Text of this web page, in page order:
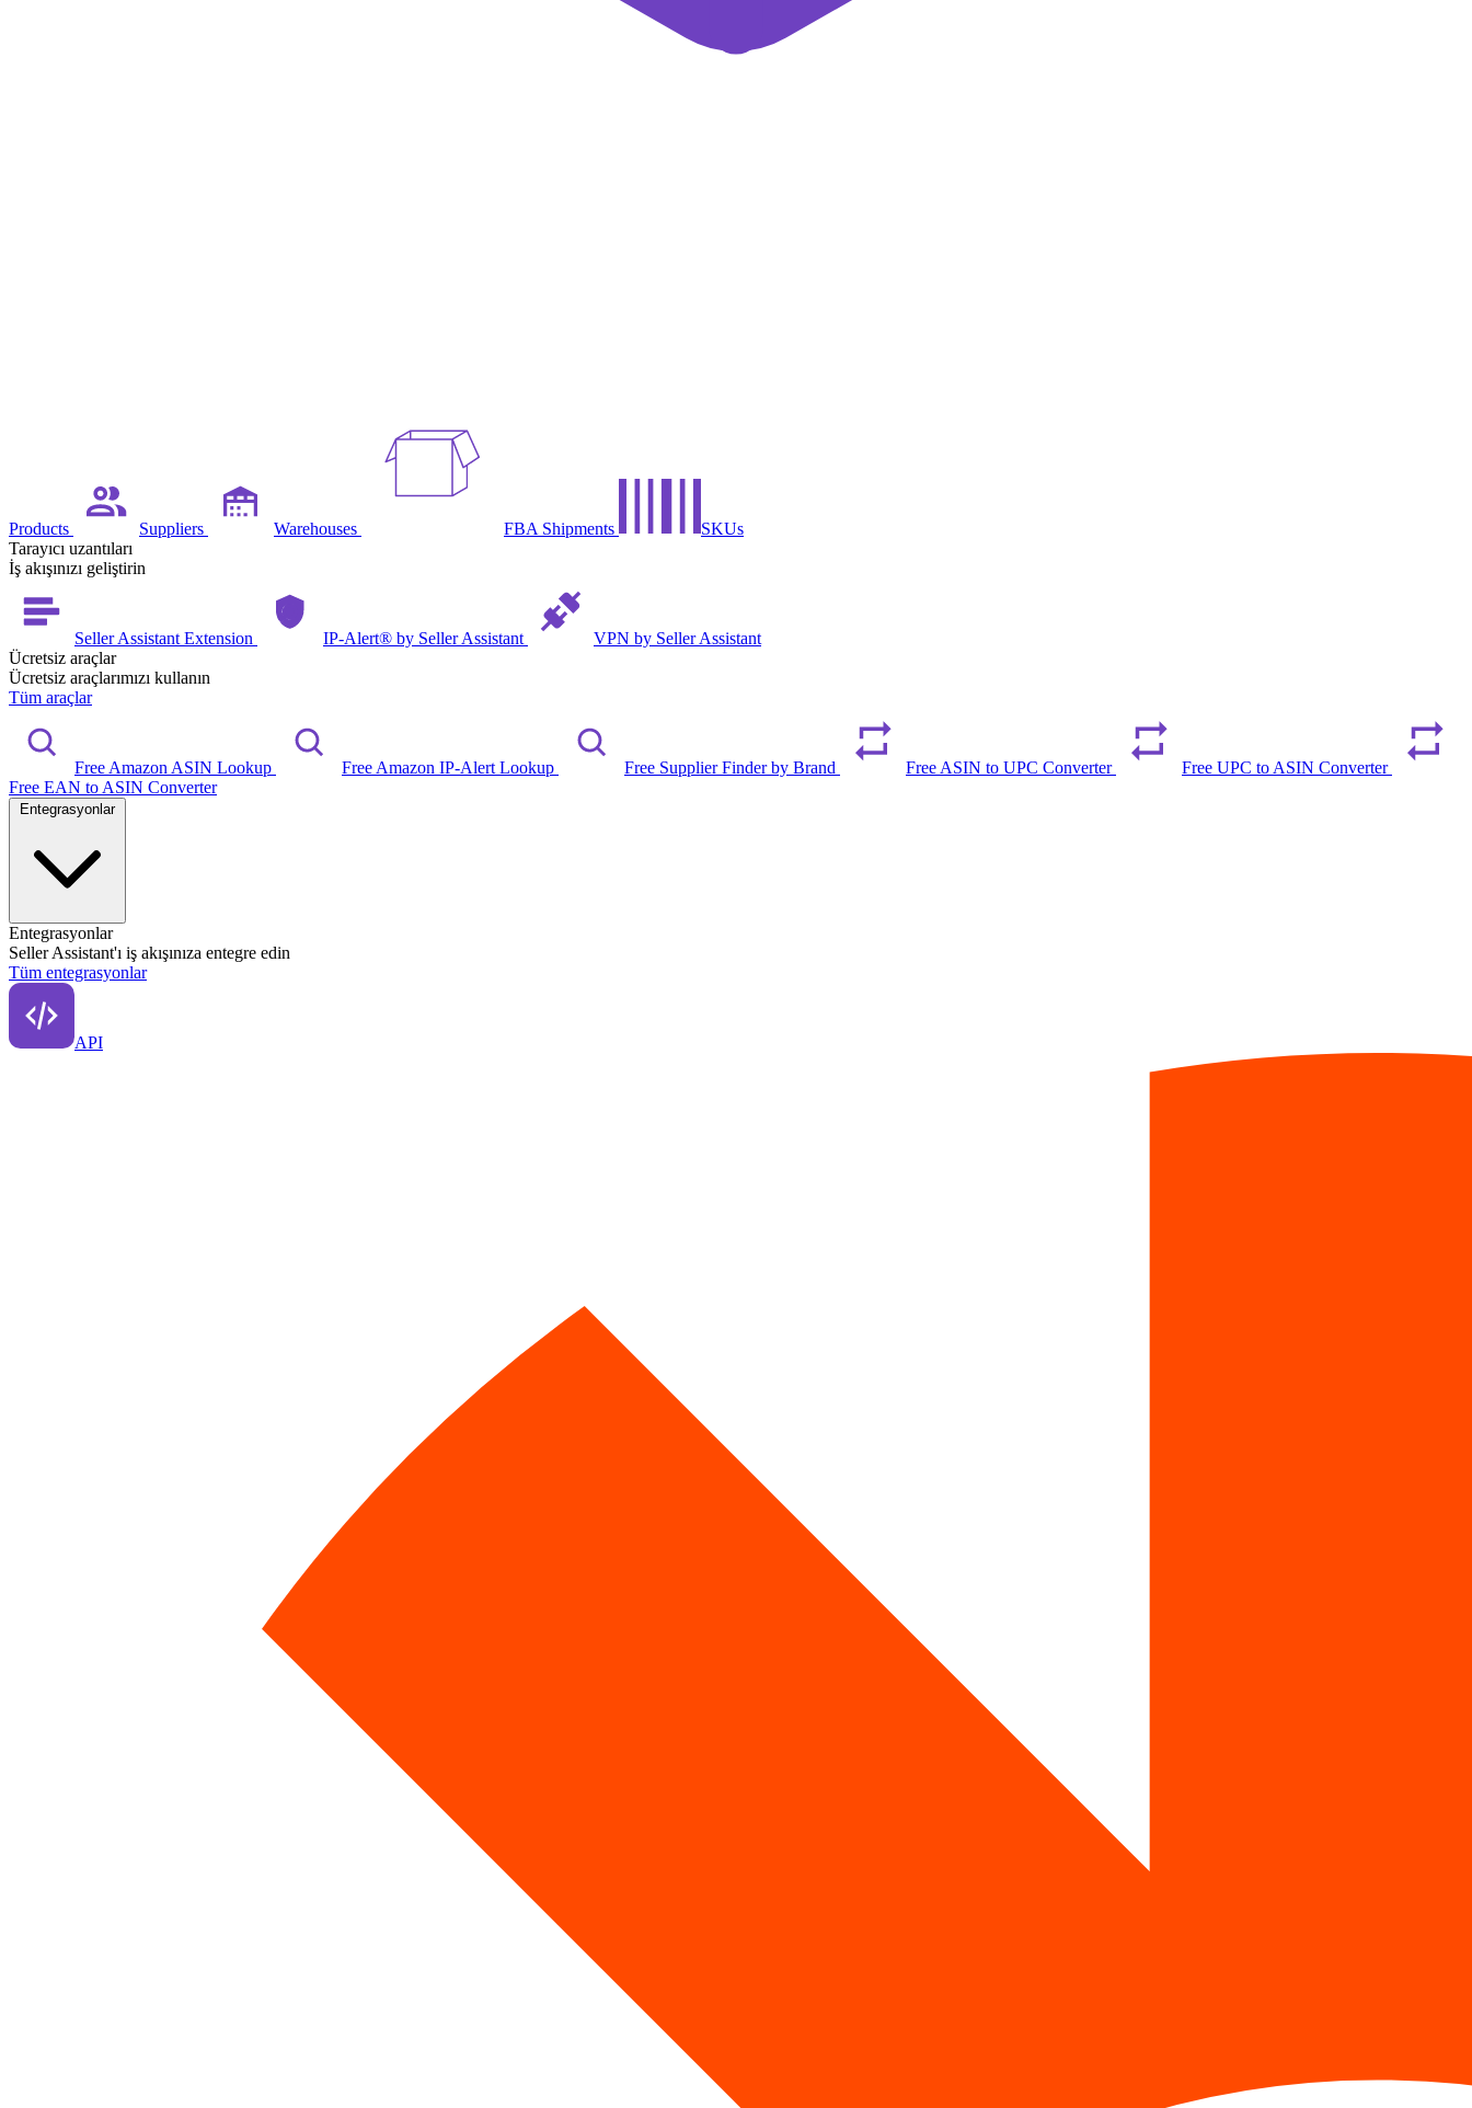
Products Suppliers Warehouses FBA Shipments
SKUs
Tarayıcı uzantıları
İş akışınızı geliştirin
Seller Assistant Extension IP-Alert® by Seller Assistant
VPN by Seller Assistant
Ücretsiz araçlar
Ücretsiz araçlarımızı kullanın
Tüm araçlar
Free Amazon ASIN Lookup Free Amazon IP-Alert Lookup Free Supplier Finder by Brand Free ASIN to UPC Converter
Free UPC to ASIN Converter
Free EAN to ASIN Converter
Entegrasyonlar
Entegrasyonlar
Seller Assistant'ı iş akışınıza entegre edin
Tüm entegrasyonlar
API